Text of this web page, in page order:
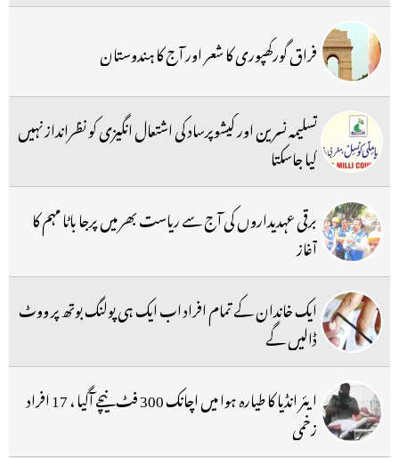
فراق گورکھپوری کا شعر اور آج کا ہندوستان
تسلیمہ نسرین اور کیشوپرساد کی اشتعال انگیزی کو نظرانداز نہیں
کیا جاسکتا
برقی عہدیداروں کی آج سے ریاست بھر میں پرجا باٹا مہم کا
آغاز
ایک خاندان کے تمام افراد اب ایک ہی پولنگ بوتھ پر ووٹ
ڈالیں گے
ایئر انڈیا کا طیارہ ہوا میں اچانک 300 فٹ نیچے آگیا ، 17 افراد
زخمی